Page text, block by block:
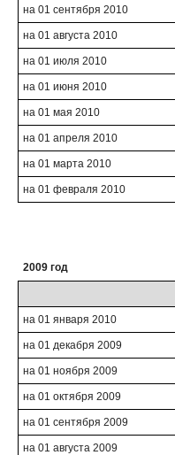
на 01 сентября 2010
на 01 августа 2010
на 01 июля 2010
на 01 июня 2010
на 01 мая 2010
на 01 апреля 2010
на 01 марта 2010
на 01 февраля 2010
2009 год
на 01 января 2010
на 01 декабря 2009
на 01 ноября 2009
на 01 октября 2009
на 01 сентября 2009
на 01 августа 2009